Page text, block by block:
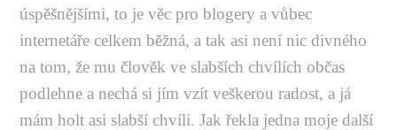
úspěšnějšími, to je věc pro blogery a vůbec
internetáře celkem běžná, a tak asi není nic divného
na tom, že mu člověk ve slabších chvílích občas
podlehne a nechá si jím vzít veškerou radost, a já
mám holt asi slabší chvíli. Jak řekla jedna moje další